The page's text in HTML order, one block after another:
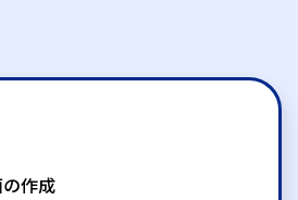
作成